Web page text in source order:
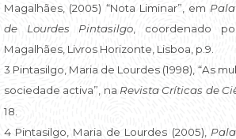
Magalhães, (2005) “Nota Liminar”, em
de Lourdes Pintasilgo , coordenado
Magalhães, Livros Horizonte, Lisboa, p.9.
3 Pintasilgo, Maria de Lourdes (1998), “As
sociedade activa”, na Revista Críticas de
18.
4 Pintasilgo, Maria de Lourdes (2005),